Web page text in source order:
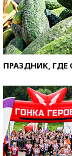
ПРАЗДНИК, ГДЕ